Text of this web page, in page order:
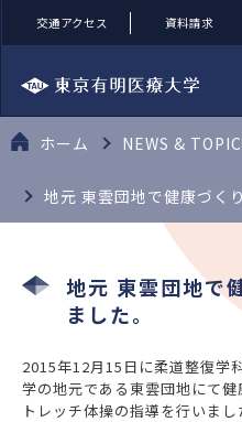
交通アクセス 資料請求
ホーム NEWS &
地元 東雲団地で健康づく
地元 東雲団地で
ました。
2015年12月15日に柔道整復学
学の地元である東雲団地にて
トレッチ体操の指導を行いまし